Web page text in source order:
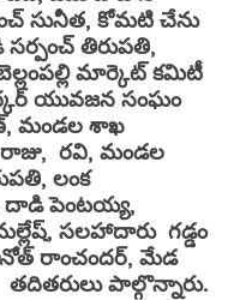
సునీత, కోమటి చేను
తిరుపతి,
మార్కెట్ కమిటీ
యువజన సంఘం
మండల శాఖ
రాజు, రవి, మండల
లంక
దాడి పెంటయ్య,
సలహాదారు గడ్డం
రాంచందర్, మేడ
పాల్గొన్నారు.